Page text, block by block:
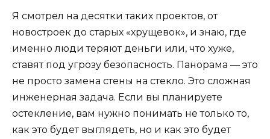
Я смотрел на десятки таких проектов, от
новостроек до старых «хрущевок», и знаю, где
именно люди теряют деньги или, что хуже,
ставят под угрозу безопасность. Панорама — это
не просто замена стены на стекло. Это сложная
инженерная задача. Если вы планируете
остекление, вам нужно понимать не только то,
как это будет выглядеть, но и как это будет